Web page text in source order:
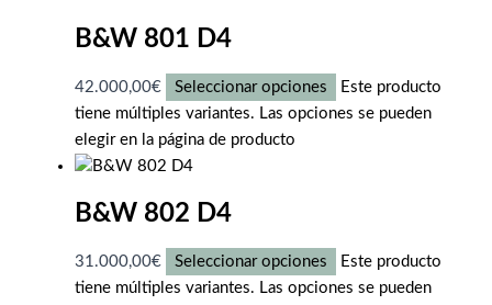
B&W 801 D4
42.000,00€ Seleccionar opciones
Este producto
tiene múltiples variantes. Las opciones se pueden
elegir en la página de producto
B&W 802 D4
31.000,00€ Seleccionar opciones
Este producto
tiene múltiples variantes. Las opciones se pueden